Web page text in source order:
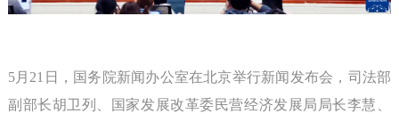
5月21日，国务院新闻办公室在北京举行新闻发布会，司法部
副部长胡卫列、国家发展改革委民营经济发展局局长李慧、